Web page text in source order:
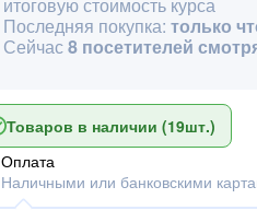
Последняя покупка: только
Сейчас8 посетителей
Товаров в наличии (19шт.)
Оплата
Наличными или банковскими